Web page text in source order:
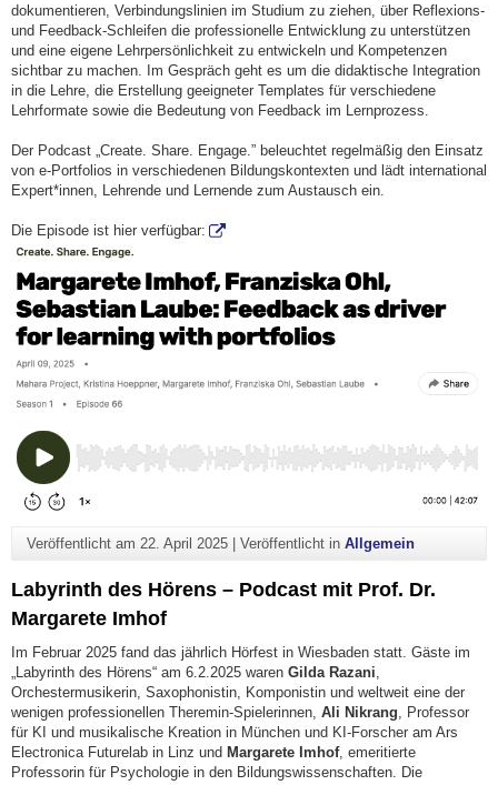
dokumentieren, Verbindungslinien im Studium zu ziehen, über Reflexions-
und Feedback-Schleifen die professionelle Entwicklung zu unterstützen
und eine eigene Lehrpersönlichkeit zu entwickeln und Kompetenzen
sichtbar zu machen. Im Gespräch geht es um die didaktische Integration
in die Lehre, die Erstellung geeigneter Templates für verschiedene
Lehrformate sowie die Bedeutung von Feedback im Lernprozess.
Der Podcast „Create. Share. Engage.” beleuchtet regelmäßig den Einsatz
von e-Portfolios in verschiedenen Bildungskontexten und lädt international
Expert*innen, Lehrende und Lernende zum Austausch ein.
Die Episode ist hier verfügbar:
Veröffentlicht am 22. April 2025| Veröffentlicht in Allgemein
Labyrinth des Hörens – Podcast mit Prof. Dr.
Margarete Imhof
Im Februar 2025 fand das jährlich Hörfest in Wiesbaden statt. Gäste im
„Labyrinth des Hörens“ am 6.2.2025 waren Gilda Razani
Orchestermusikerin, Saxophonistin, Komponistin und weltweit eine der
wenigen professionellen Theremin-Spielerinnen, Ali Nikrang , Professor
für KI und musikalische Kreation in München und KI-Forscher am Ars
Electronica Futurelab in Linz und Margarete Imhof, emeritierte
Professorin für Psychologie in den Bildungswissenschaften. Die